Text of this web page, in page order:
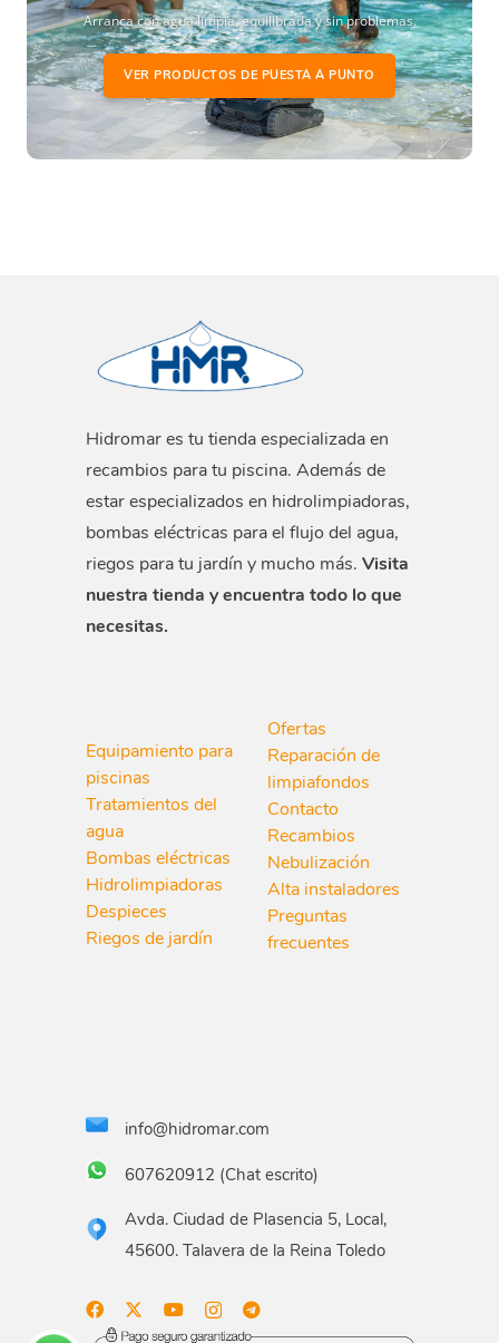
Arranca con agua limpia, equilibrada y sin problemas.
VER PRODUCTOS DE PUESTA A PUNTO
Hidromar es tu tienda especializada en
recambios para tu piscina. Además de
estar especializados en hidrolimpiadoras,
bombas eléctricas para el flujo del agua,
riegos para tu jardín y mucho más. Visita
nuestra tienda y encuentra todo lo que
necesitas.
Equipamiento para
piscinas
Tratamientos del
agua
Bombas eléctricas
Hidrolimpiadoras
Despieces
Riegos de jardín
Ofertas
Reparación de
limpiafondos
Contacto
Recambios
Nebulización
Alta instaladores
Preguntas
frecuentes
info@hidromar.com
607620912 (Chat escrito)
Avda. Ciudad de Plasencia 5, Local,
45600. Talavera de la Reina Toledo